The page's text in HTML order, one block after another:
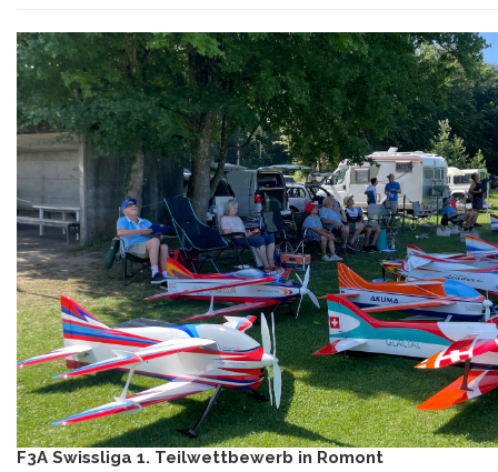
F3A Swissliga 1. Teilwettbewerb in Romont